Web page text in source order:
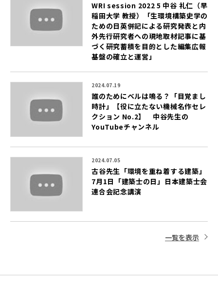
WRI session 2022 5 中谷 礼仁（早
稲田大学 教授）「生環境構築史学の
ための日英併記による研究発表と内
外先行研究者への現地取材記事に基
づく研究蓄積を目的とした編集広報
基盤の確立と運営」
2024.07.19
誰のためにベルは鳴る？「目覚まし
時計」【役に立たない機械名作セレ
クション No.2】 中谷先生の
YouTubeチャンネル
2024.07.05
古谷先生「環境を重ね着する建築」
7月1日「建築士の日」日本建築士会
連合会記念講演
一覧を表示